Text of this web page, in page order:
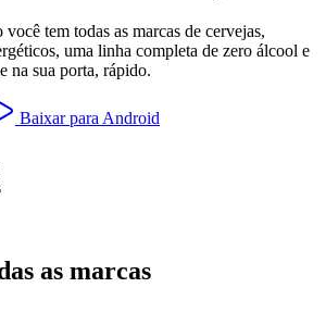
tem todas as marcas de cervejas,
uma linha completa de zero álcool e
na sua porta, rápido.
Baixar para Android
as marcas